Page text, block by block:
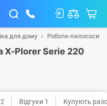
для дому Роботи-пилососи
X-Plorer Serie 220
Відгуки 1 Купують